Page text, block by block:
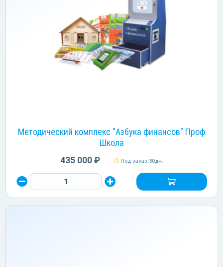
Методический комплекс "Азбука финансов" Проф
Школа
435 000 ₽ Под заказ 30дн.